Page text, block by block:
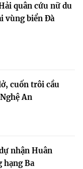
quân cứu nữ du
vùng biển Đà
cuốn trôi cầu
An
nhận Huân
hạng Ba